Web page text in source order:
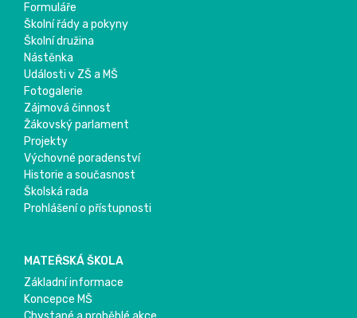
Formuláře
Školní řády a pokyny
Školní družina
Nástěnka
Události v ZŠ a MŠ
Fotogalerie
Zájmová činnost
Žákovský parlament
Projekty
Výchovné poradenství
Historie a současnost
Školská rada
Prohlášení o přístupnosti
MATEŘSKÁ ŠKOLA
Základní informace
Koncepce MŠ